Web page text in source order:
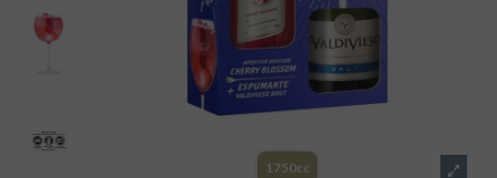
1750cc